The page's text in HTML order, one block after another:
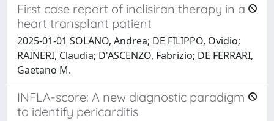
First case report of inclisiran therapy in a
heart transplant patient
2025-01-01 SOLANO, Andrea; DE FILIPPO, Ovidio;
RAINERI, Claudia; D'ASCENZO, Fabrizio; DE FERRARI,
Gaetano M.
INFLA-score: A new diagnostic paradigm
to identify pericarditis